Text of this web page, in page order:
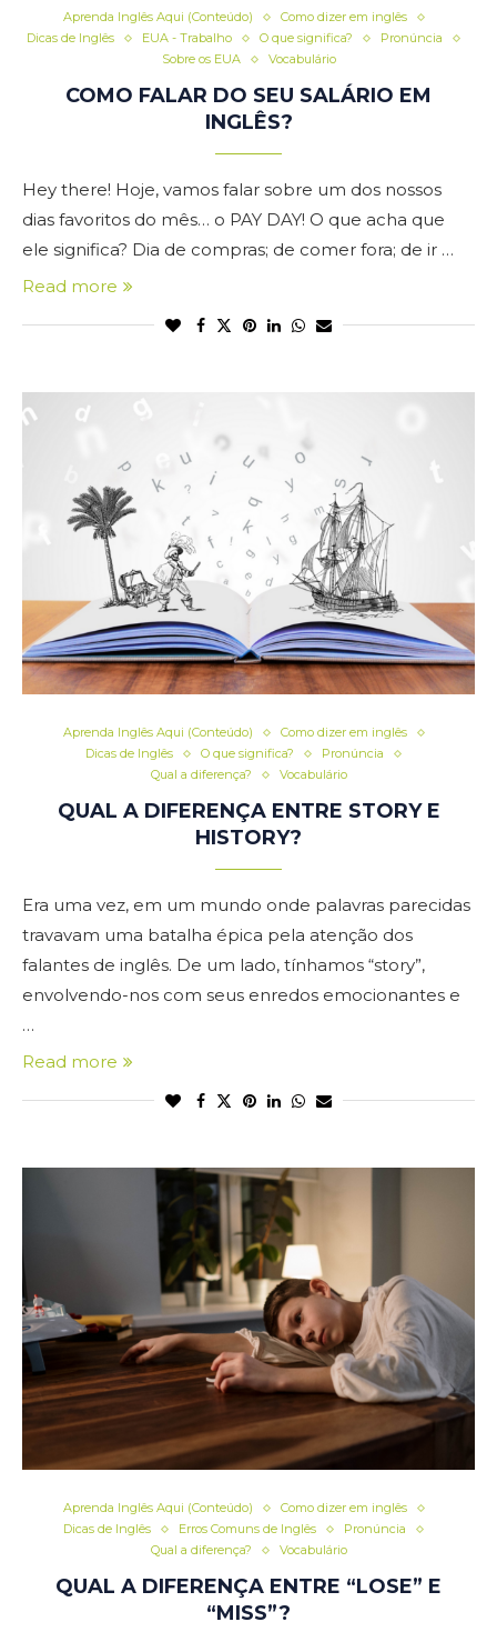
Aprenda Inglês Aqui (Conteúdo)
Como dizer em inglês
Dicas de Inglês
EUA - Trabalho O que significa?
Pronúncia
Sobre os EUA
Vocabulário
COMO FALAR DO SEU SALÁRIO EM
INGLÊS?
Hey there! Hoje, vamos falar sobre um dos nossos
dias favoritos do mês… o PAY DAY! O que acha que
ele significa? Dia de compras; de comer fora; de ir …
Read more
Aprenda Inglês Aqui (Conteúdo)
Como dizer em inglês
Dicas de Inglês
O que significa?
Pronúncia
Qual a diferença?
Vocabulário
QUAL A DIFERENÇA ENTRE STORY E
HISTORY?
Era uma vez, em um mundo onde palavras parecidas
travavam uma batalha épica pela atenção dos
falantes de inglês. De um lado, tínhamos “story”,
envolvendo-nos com seus enredos emocionantes e
…
Read more
Aprenda Inglês Aqui (Conteúdo)
Como dizer em inglês
Dicas de Inglês
Erros Comuns de Inglês
Pronúncia
Qual a diferença?
Vocabulário
QUAL A DIFERENÇA ENTRE “LOSE” E
“MISS”?